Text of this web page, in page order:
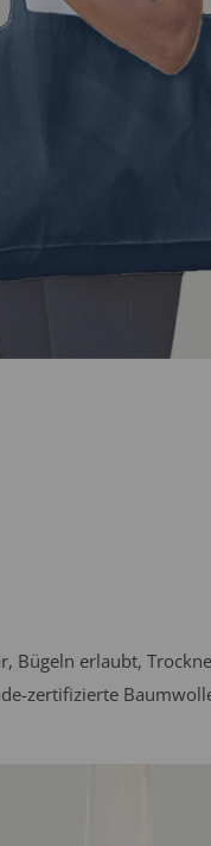
Bügeln erlaubt,
zertifizierte